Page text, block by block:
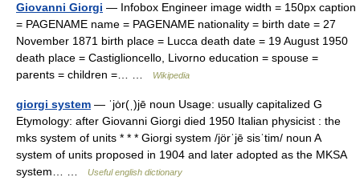
Giovanni Giorgi — Infobox Engineer image width = 150px caption
= PAGENAME name = PAGENAME nationality = birth date = 27
November 1871 birth place = Lucca death date = 19 August 1950
death place = Castiglioncello, Livorno education = spouse =
parents = children =… …
Wikipedia
giorgi system — ˈjȯr(ˌ)jē noun Usage: usually capitalized G
Etymology: after Giovanni Giorgi died 1950 Italian physicist : the
mks system of units * * * Giorgi system /jörˈjē sisˈtim/ noun A
system of units proposed in 1904 and later adopted as the MKSA
system… …
Useful english dictionary